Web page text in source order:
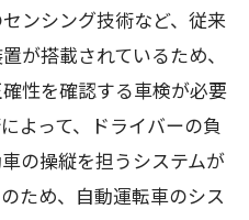
ンシング技術など、従来
が搭載されているため、
性を確認する車検が必要
よって、ドライバーの負
の操縦を担うシステムが
ため、自動運転車のシス